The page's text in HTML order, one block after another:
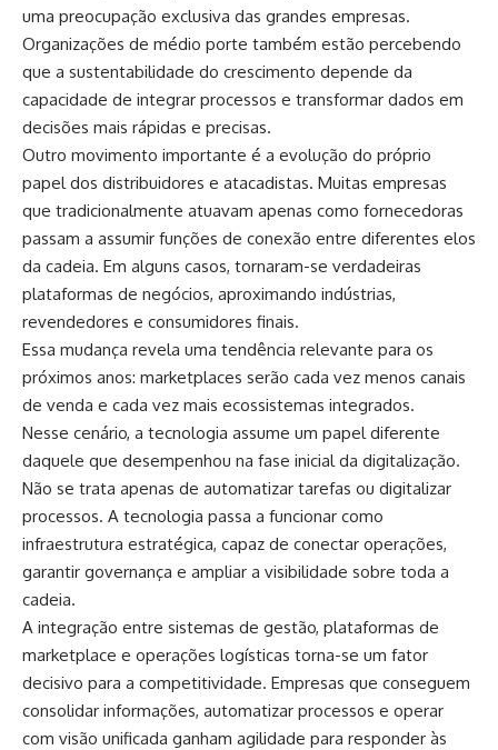
uma preocupação exclusiva das grandes empresas.
Organizações de médio porte também estão percebendo
que a sustentabilidade do crescimento depende da
capacidade de integrar processos e transformar dados em
decisões mais rápidas e precisas.
Outro movimento importante é a evolução do próprio
papel dos distribuidores e atacadistas. Muitas empresas
que tradicionalmente atuavam apenas como fornecedoras
passam a assumir funções de conexão entre diferentes elos
da cadeia. Em alguns casos, tornaram-se verdadeiras
plataformas de negócios, aproximando indústrias,
revendedores e consumidores finais.
Essa mudança revela uma tendência relevante para os
próximos anos: marketplaces serão cada vez menos canais
de venda e cada vez mais ecossistemas integrados.
Nesse cenário, a tecnologia assume um papel diferente
daquele que desempenhou na fase inicial da digitalização.
Não se trata apenas de automatizar tarefas ou digitalizar
processos. A tecnologia passa a funcionar como
infraestrutura estratégica, capaz de conectar operações,
garantir governança e ampliar a visibilidade sobre toda a
cadeia.
A integração entre sistemas de gestão, plataformas de
marketplace e operações logísticas torna-se um fator
decisivo para a competitividade. Empresas que conseguem
consolidar informações, automatizar processos e operar
com visão unificada ganham agilidade para responder às